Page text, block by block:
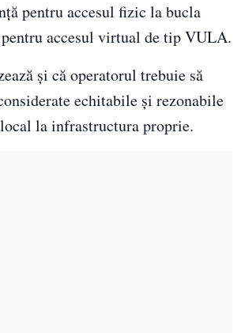
pentru accesul fizic la bucla
accesul virtual de tip VULA.
și că operatorul trebuie să
echitabile și rezonabile
la infrastructura proprie.